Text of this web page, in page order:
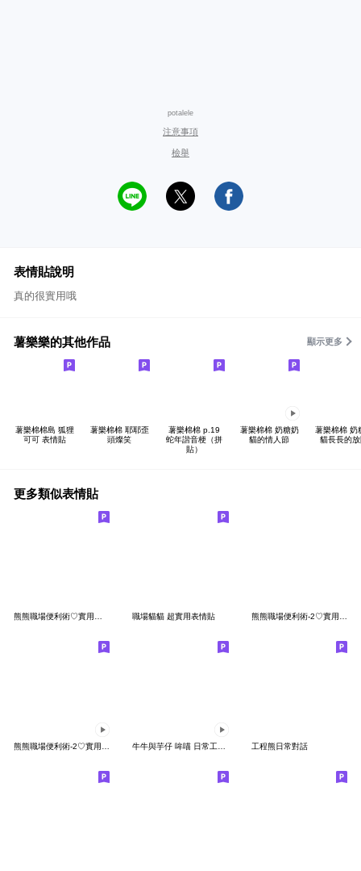
potalele
注意事項
檢舉
表情貼說明
真的很實用哦
薯樂樂的其他作品 顯示更多
薯樂棉棉島 狐狸
可可 表情貼
薯樂棉棉 耶耶歪
頭燦笑
薯樂棉棉 p.19
蛇年諧音梗（拼
貼）
薯樂棉棉 奶糖奶
貓的情人節
薯樂棉棉 奶
貓長長的
更多類似表情貼
職場貓貓 超實用表情貼
熊熊職場便利術-2♡實用工作日常 動態貼 牛牛與芋仔 哞喵 日常工作實用動態表情貼16 工程熊日常對話